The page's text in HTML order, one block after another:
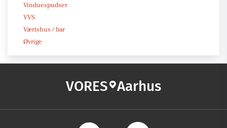
Vinduespudser
VVS
Værtshus / bar
Øvrige
VORES Aarhus